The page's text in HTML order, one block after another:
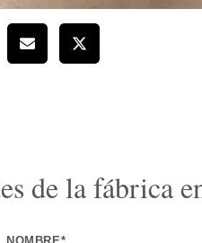
de la fábrica